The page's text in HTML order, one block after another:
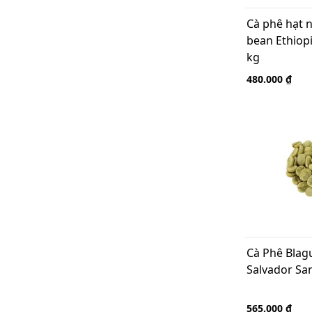
Cà phê hạt
bean
kg
480.000 ₫
Cà Phê
Salvador
565.000 ₫